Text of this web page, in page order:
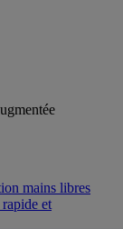
mains libres
et